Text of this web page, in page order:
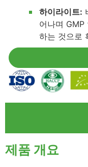
하이라이트:
어나며 GMP
하는 것으로
제품 개요